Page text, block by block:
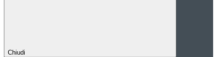
Chiudi